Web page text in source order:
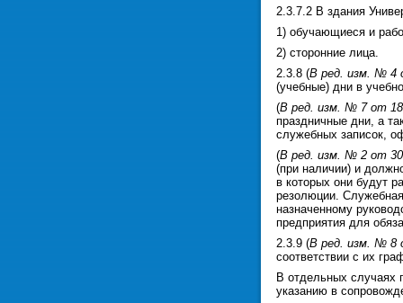
2.3.7.2 В здания
1) обучающиеся и
2) сторонние лица.
2.3.8 (В ред. изм. № 4
(учебные) дни в
(В ред. изм. № 7 от
праздничные дни, а
служебных записок,
(В ред. изм. № 2 от
(при наличии) и
в которых они будут
резолюции. Служебная
назначенному
предприятия для
2.3.9 (В ред. изм. № 8
соответствии с их
В отдельных случаях
указанию в